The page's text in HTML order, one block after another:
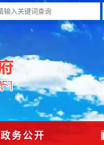
政务公开